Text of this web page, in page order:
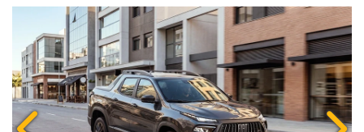
Anterior